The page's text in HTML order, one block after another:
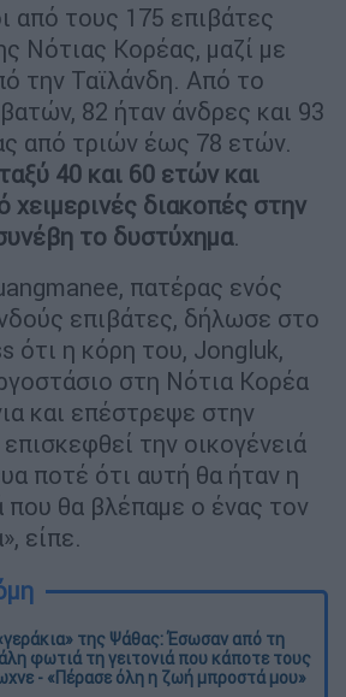
από τους 175 επιβάτες
Νότιας Κορέας, μαζί με
την Ταϊλάνδη. Από το
82 ήταν άνδρες και 93
από τριών έως 78 ετών.
40 και 60 ετών και
διακοπές στην
το δυστύχημα.
πατέρας ενός
επιβάτες, δήλωσε στο
ότι η κόρη του, Jongluk,
στη Νότια Κορέα
και επέστρεψε στην
την οικογένειά
ποτέ ότι αυτή θα ήταν η
που θα βλέπαμε ο ένας τον
είπε.
της Ψάθας: Έσωσαν από τη
φωτιά τη γειτονιά που κάποτε τους
- «Πέρασε όλη η ζωή μπροστά μου»